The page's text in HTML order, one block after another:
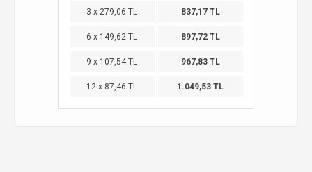
3 x 279,06 TL 837,17 TL
6 x 149,62 TL 897,72 TL
9 x 107,54 TL 967,83 TL
12 x 87,46 TL 1.049,53 TL